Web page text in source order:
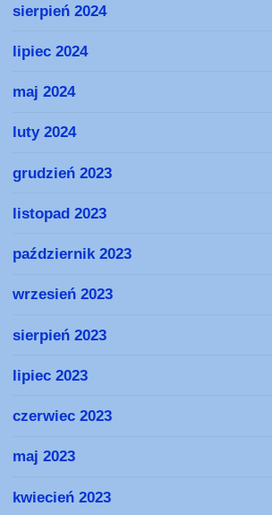
sierpień 2024
lipiec 2024
maj 2024
luty 2024
grudzień 2023
listopad 2023
październik 2023
wrzesień 2023
sierpień 2023
lipiec 2023
czerwiec 2023
maj 2023
kwiecień 2023